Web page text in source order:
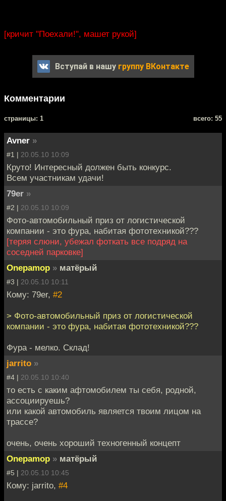
[кричит "Поехали!", машет рукой]
Вступай в нашу группу ВКонтакте
Комментарии
cтраницы: 1 всего: 55
Avner »
#1 | 20.05.10 10:09
Круто! Интересный должен быть конкурс.
Всем участникам удачи!
79er »
#2 | 20.05.10 10:09
Фото-автомобильный приз от логистической
компании - это фура, набитая фототехникой???
[теряя слюни, убежал фоткать все подряд на
соседней парковке]
Onepamop » матёрый
#3 | 20.05.10 10:11
Кому: 79er, #2
> Фото-автомобильный приз от логистической
компании - это фура, набитая фототехникой???
Фура - мелко. Склад!
jarrito »
#4 | 20.05.10 10:40
то есть с каким афтомобилем ты себя, родной,
ассоциируешь?
или какой автомобиль является твоим лицом на
трассе?
очень, очень хороший техногенный концепт
Onepamop » матёрый
#5 | 20.05.10 10:45
Кому: jarrito, #4